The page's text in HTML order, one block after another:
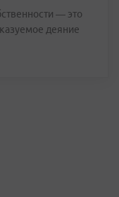
— это
деяние